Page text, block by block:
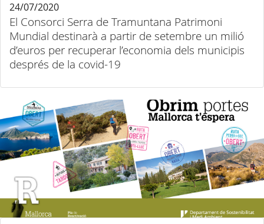
El Consorci Serra de Tramuntana Patrimoni
Mundial destinarà a partir de setembre un milió
d’euros per recuperar l’economia dels municipis
després de la covid-19
24/07/2020